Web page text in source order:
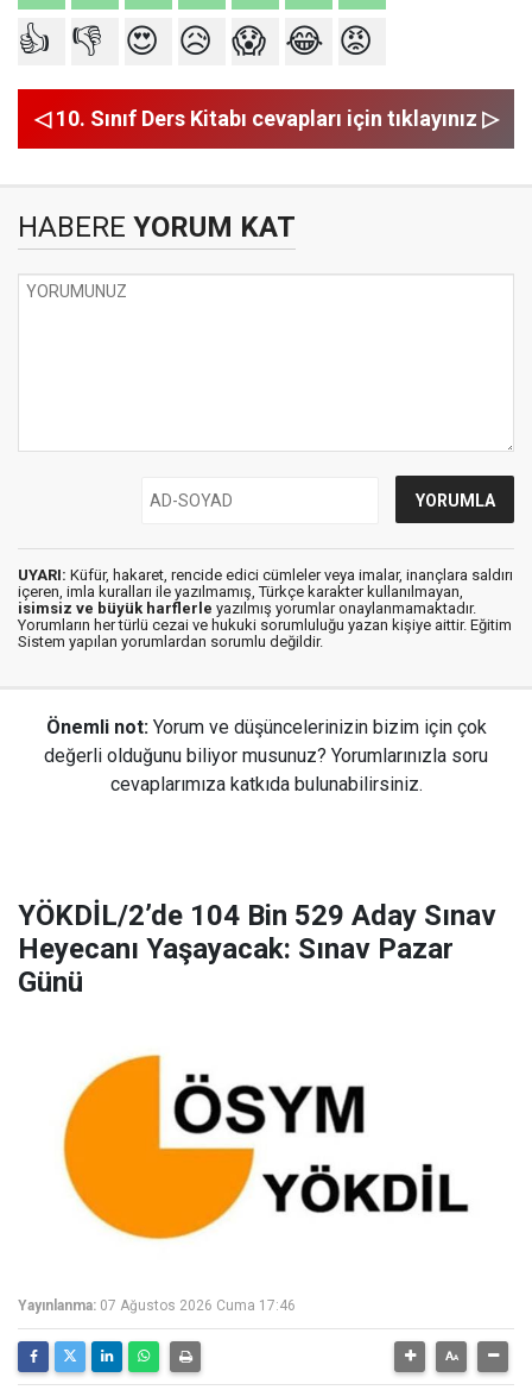
👍 👎 😍 😥 😱 😂 😡
◁ 10. Sınıf Ders Kitabı cevapları için tıklayınız ▷
HABERE YORUM KAT
UYARI: Küfür, hakaret, rencide edici cümleler veya imalar, inançlara saldırı
içeren, imla kuralları ile yazılmamış, Türkçe karakter kullanılmayan,
isimsiz ve büyük harflerle yazılmış yorumlar onaylanmamaktadır.
Yorumların her türlü cezai ve hukuki sorumluluğu yazan kişiye aittir. Eğitim
Sistem yapılan yorumlardan sorumlu değildir.
Önemli not: Yorum ve düşüncelerinizin bizim için çok
değerli olduğunu biliyor musunuz? Yorumlarınızla soru
cevaplarımıza katkıda bulunabilirsiniz.
YÖKDİL/2’de 104 Bin 529 Aday Sınav
Heyecanı Yaşayacak: Sınav Pazar
Günü
Yayınlanma: 07 Ağustos 2026 Cuma 17:46